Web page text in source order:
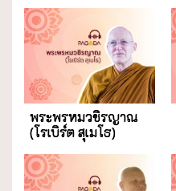
พระพรหมวชิรญาณ
(โรเบิร์ต สุเมโธ)